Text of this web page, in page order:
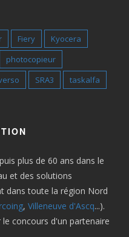
Fiery
Kyocera
photocopieur
SRA3
taskalfa
plus de 60 ans dans le
et des solutions
dans toute la région Nord
, Villeneuve d'Ascq...).
concours d'un partenaire